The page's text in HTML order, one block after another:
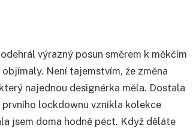
výrazný posun směrem k měkčím
Není tajemstvím, že změna
najednou designérka měla. Dostala
lockdownu vznikla kolekce
jsem doma hodně péct. Když děláte